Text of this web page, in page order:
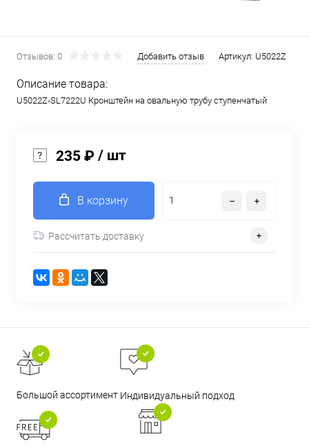
Отзывов: 0 Добавить отзыв Артикул: U5022Z
Описание товара:
U5022Z-SL7222U Кронштейн на овальную трубу ступенчатый
235 ₽ / шт
В корзину
Рассчитать доставку
Большой ассортимент Индивидуальный подход